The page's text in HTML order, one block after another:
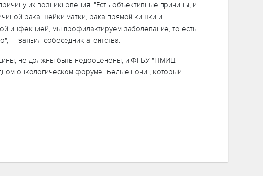
их возникновения. "Есть объективные причины, и
рака шейки матки, рака прямой кишки и
инфекцией, мы профилактируем заболевание, то есть
— заявил собеседник агентства.
не должны быть недооценены, и ФГБУ "НМИЦ
онкологическом форуме "Белые ночи", который